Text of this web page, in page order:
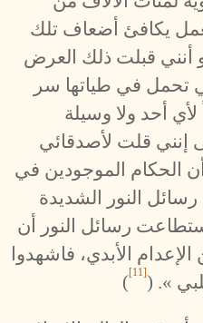
يكافئ أضعاف تلك
أنني قبلت ذلك العرض
تحمل في طياتها سر
لأي أحد ولا وسيلة
إنني قلت لأصدقائي
الحكام الموجودين في
النور الشديدة
رسائل النور أن
الأبدي، فاشهدوا
». (
[11]
)